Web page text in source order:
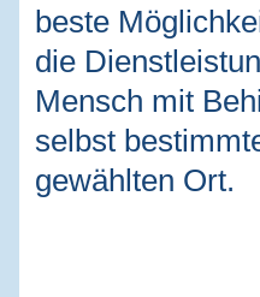
beste
die
Mensch mit
selbst
gewählten Ort.